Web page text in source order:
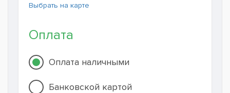
Выбрать на карте
Оплата
Оплата наличными
Банковской картой